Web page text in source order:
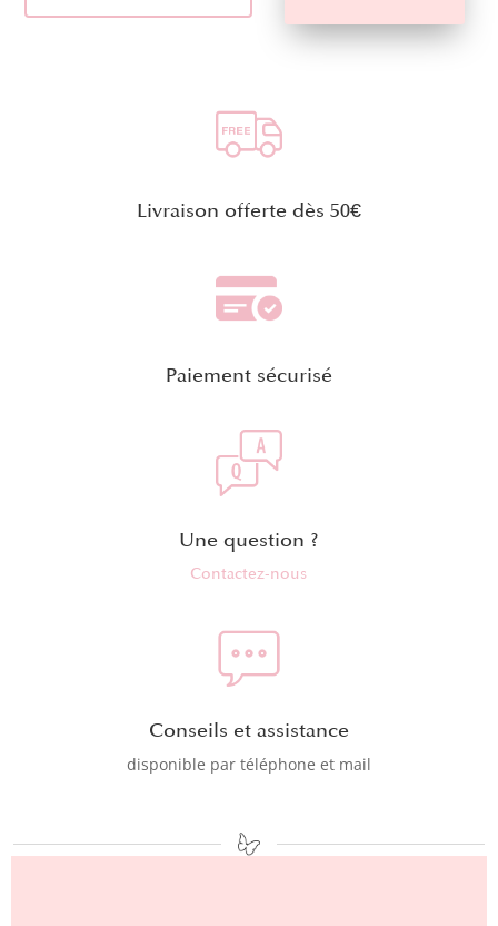
Livraison offerte dès 50€
Paiement sécurisé
Une question ?
Contactez-nous
Conseils et assistance
disponible par téléphone et mail